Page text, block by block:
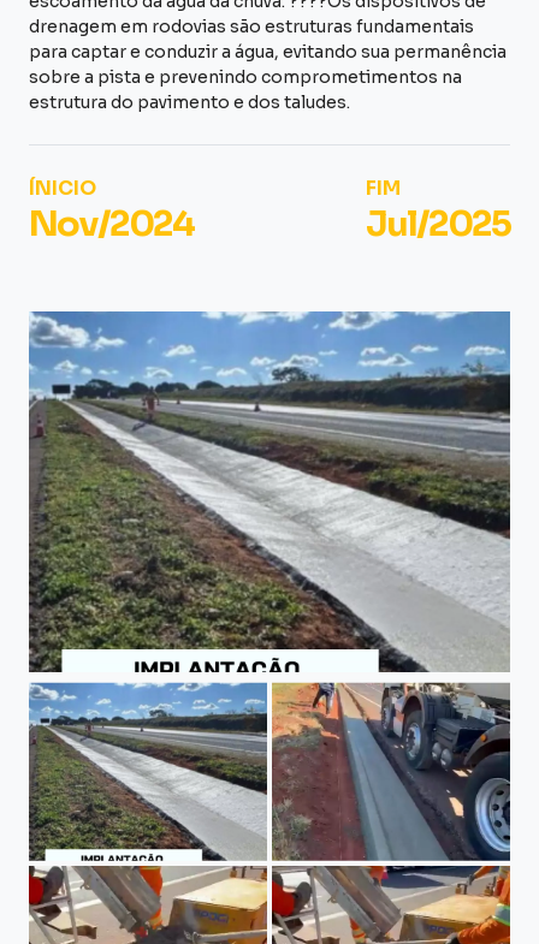
drenagem em rodovias são estruturas fundamentais
para captar e conduzir a água, evitando sua permanência
sobre a pista e prevenindo comprometimentos na
estrutura do pavimento e dos taludes.
ÍNICIO
Nov/2024
FIM
Jul/2025